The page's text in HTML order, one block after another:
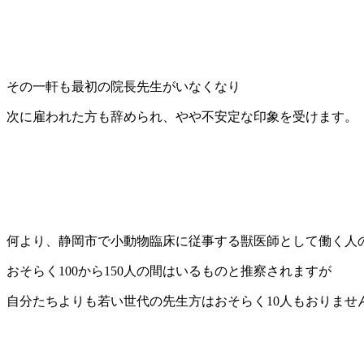
その一軒も最初の院長先生がいなくなり
次に雇われた方も辞められ、やや不安定な印象を受けます。
何より、静岡市で小動物臨床に従事する獣医師として働く人
おそらく100から150人の間はいるものと推察されますが
自分たちよりも若い世代の先生方はおそらく10人もおりませ